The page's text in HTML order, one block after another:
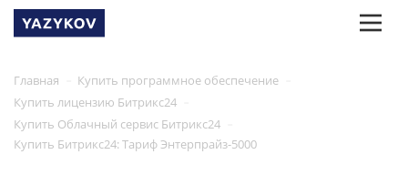
Главная Купить программное обеспечение
Купить лицензию Битрикс24
Купить Облачный сервис Битрикс24
Купить Битрикс24: Тариф Энтерпрайз-5000